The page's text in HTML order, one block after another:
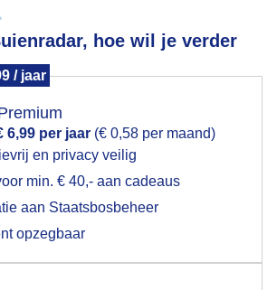
hoe wil je verder
/ jaar
6,99 per jaar (€ 0,58 per maand)
en privacy veilig
min. € 40,- aan cadeaus
aan Staatsbosbeheer
opzegbaar
je locatie gebruiken voor het
geen akkoord op hebt gegeven,
een pop-up uit je browser waarin
goed, toon de popup